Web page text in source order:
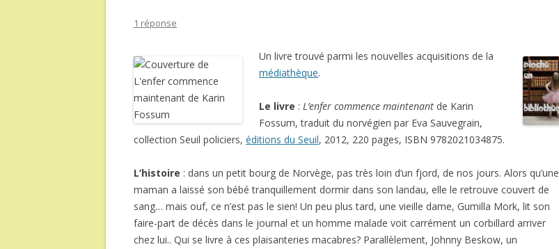
1 réponse
Un livre trouvé parmi les nouvelles acquisitions de la
médiathèque.
Le livre : L’enfer commence maintenant de Karin
Fossum, traduit du norvégien par Eva Sauvegrain,
collection Seuil policiers, éditions du Seuil, 2012, 220 pages, ISBN 9782021034875.
L’histoire : dans un petit bourg de Norvège, pas très loin d’un fjord, de nos jours. Alors qu’une
maman a laissé son bébé tranquillement dormir dans son landau, elle le retrouve couvert de
sang… mais ouf, ce n’est pas le sien! Un peu plus tard, une vieille dame, Gumilla Mork, lit son
faire-part de décès dans le journal et un homme malade voit carrément un corbillard arriver
chez lui.. Qui se livre à ces plaisanteries macabres? Parallèlement, Johnny Beskow, un